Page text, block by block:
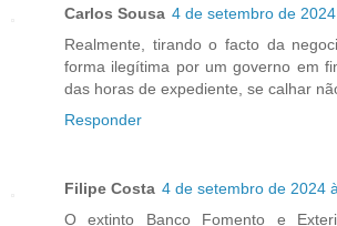
Carlos Sousa 4 de setembro de
Realmente, tirando o facto da
forma ilegítima por um governo em
das horas de expediente, se calhar
Responder
Filipe Costa 4 de setembro de 2024
O extinto Banco Fomento e